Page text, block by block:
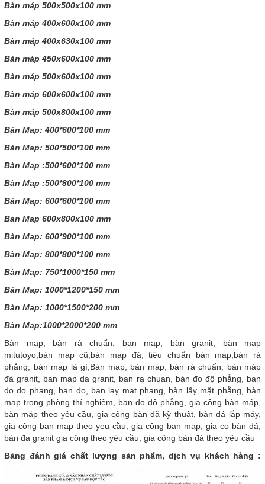
Bàn máp 500x500x100 mm
Bàn máp 400x600x100 mm
Bàn máp 400x630x100 mm
Bàn máp 450x600x100 mm
Bàn máp 500x600x100 mm
Bàn máp 600x600x100 mm
Bàn máp 500x800x100 mm
Bàn Map: 400*600*100 mm
Bàn Map: 500*500*100 mm
Bàn Map :500*600*100 mm
Bàn Map :500*800*100 mm
Bàn Map: 600*600*100 mm
Ban Map 600x800x100 mm
Bàn Map: 600*900*100 mm
Bàn Map: 800*800*100 mm
Bàn Map: 750*1000*150 mm
Bàn Map: 1000*1200*150 mm
Bàn Map: 1000*1500*200 mm
Bàn Map:1000*2000*200 mm
Bàn map, bàn rà chuẩn, ban map, bàn granit, bàn map
mitutoyo,bàn map cũ,bàn map đá, tiêu chuẩn bàn map,bàn rà
phẳng, bàn map là gì,Bàn map, bàn máp, bàn rà chuẩn, bàn máp
đá granit, ban map da granit, ban ra chuan, bàn đo độ phẳng, ban
do do phang, ban do, ban lay mat phang, bàn lấy mặt phằng, bàn
map trong phòng thí nghiệm, ban do độ phẳng, gia công bàn máp,
bàn máp theo yêu cầu, gia công bàn đã kỹ thuật, bàn đá lắp máy,
gia công ban map theo yeu cầu, gia công ban map, gia co bàn đá,
bàn đa granit gia công theo yêu cầu, gia công bàn đá theo yêu cầu
Bảng đánh giá chất lượng sản phẩm, dịch vụ khách hàng :